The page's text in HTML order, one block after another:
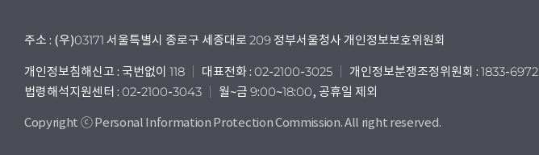
주소 : (우)03171 서울특별시 종로구 세종대로 209 정부서울청사 개인정보보호위원회
개인정보침해신고 : 국번없이 118 대표전화 : 02-2100-3025
개인정보분쟁조정위원회 : 1833-6972
법령해석지원센터 : 02-2100-3043
월~금 9:00~18:00, 공휴일 제외
Copyright ⓒ Personal Information Protection Commission. All right reserved.